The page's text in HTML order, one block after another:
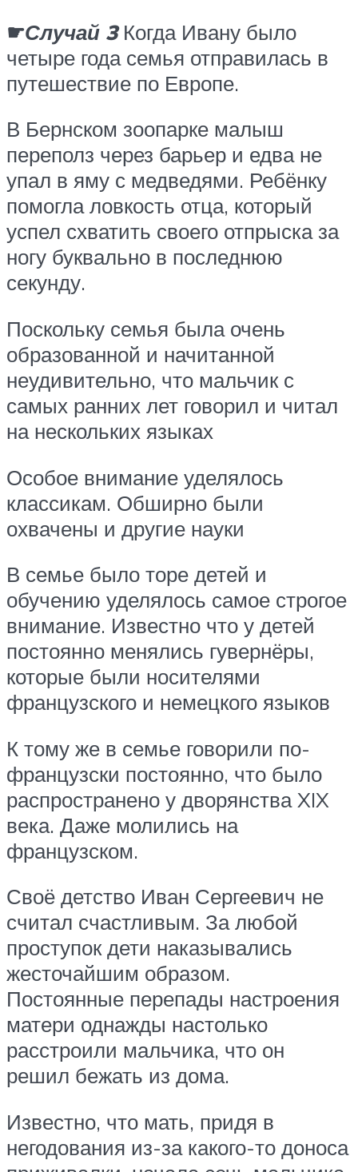
☛Случай 3Когда Ивану было
четыре года семья отправилась в
путешествие по Европе.
В Бернском зоопарке малыш
переполз через барьер и едва не
упал в яму с медведями. Ребёнку
помогла ловкость отца, который
успел схватить своего отпрыска за
ногу буквально в последнюю
секунду.
Поскольку семья была очень
образованной и начитанной
неудивительно, что мальчик с
самых ранних лет говорил и читал
на нескольких языках
Особое внимание уделялось
классикам. Обширно были
охвачены и другие науки
В семье было торе детей и
обучению уделялось самое строгое
внимание. Известно что у детей
постоянно менялись гувернёры,
которые были носителями
французского и немецкого языков
К тому же в семье говорили по-
французски постоянно, что было
распространено у дворянства XIX
века. Даже молились на
французском.
Своё детство Иван Сергеевич не
считал счастливым. За любой
проступок дети наказывались
жесточайшим образом.
Постоянные перепады настроения
матери однажды настолько
расстроили мальчика, что он
решил бежать из дома.
Известно, что мать, придя в
негодования из-за какого-то доноса